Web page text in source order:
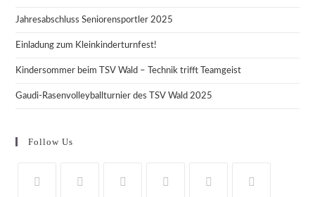
Jahresabschluss Seniorensportler 2025
Einladung zum Kleinkinderturnfest!
Kindersommer beim TSV Wald – Technik trifft Teamgeist
Gaudi-Rasenvolleyballturnier des TSV Wald 2025
Follow Us